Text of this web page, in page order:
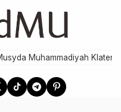
Muhammadiyah Klaten